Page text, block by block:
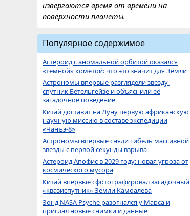
извергаются время от времени на
поверхности планеты.
Популярное содержимое
Астероид с аномальной орбитой оказался
«темной» кометой: что это значит для Земли
Астрономы впервые разглядели звезду-
спутник Бетельгейзе и объяснили её
загадочное поведение
Китай доставит на Луну первую африканскую
научную миссию в составе экспедиции
«Чанъэ-8»
Астрономы впервые сняли гибель массивной
звезды с первой секунды взрыва
Астероид Апофис в 2029 году: новая угроза от
космического мусора
Китай впервые сфотографировал загадочный
«квазиспутник» Земли Камоалева
Зонд NASA Psyche разогнался у Марса и
прислал новые снимки и данные